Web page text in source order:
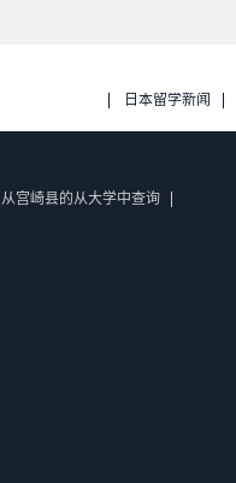
日本留学新闻
从宫崎县的从大学中查询